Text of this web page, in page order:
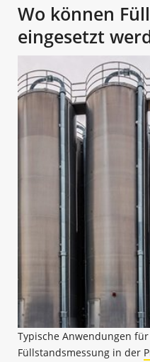
Wo können
eingesetzt
Typische Anwendungen
Füllstandsmessung in der